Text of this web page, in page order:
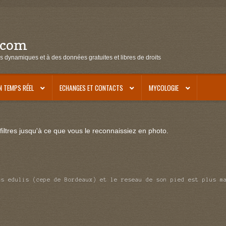
et à des données gratuites et libres de droits
TEMPS RÉEL ECHANGES ET CONTACTS MYCOLOGIE
jusqu'à ce que vous le reconnaissiez en photo.
edulis (cepe de Bordeaux) et le reseau de son pied est plus